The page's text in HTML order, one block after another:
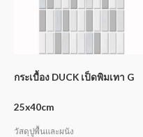
กระเบื้อง DUCK เป็ดพิมเทา G
25x40cm
วัสดุปูพื้นและผนัง